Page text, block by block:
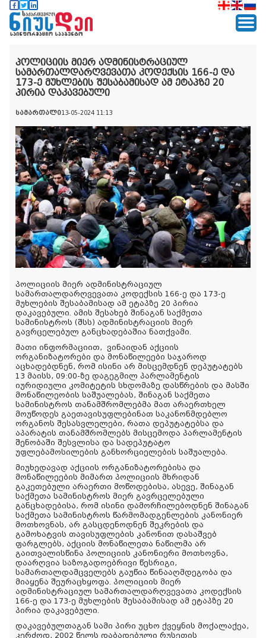
პოლიციის მიერ ადმინისტრაციულ
სამართალდარღვევათა კოდექსის 166-ე და
173-ე მუხლების შესაბამისად ამ ეტაპზე 20
პირია დაკავებული
სამართალი13-05-2024 11:13
პოლიციის მიერ ადმინისტრაციულ
სამართალდარღვევათა კოდექსის 166-ე და 173-ე
მუხლების შესაბამისად ამ ეტაპზე 20 პირია
დაკავებული. ამის შესახებ შინაგან საქმეთა
სამინისტროს (შსს) ადმინისტრაციის მიერ
გავრცელებულ განცხადებაშია ნათქვამი.
მათი ინფორმაციით, ვინაიდან აქციის
ორგანიზატორები და მონაწილეები საჯაროდ
აცხადებდნენ, რომ ისინი არ მისცემდნენ დეპუტატებს
13 მაისს, 09:00-ზე დაგეგმილ პარლამენტის
იურიდიული კომიტეტის სხდომაზე დასწრების და მასში
მონაწილეობის საშუალებას, შინაგან საქმეთა
სამინისტროს თანამშრომლებმა მათ არაერთხელ
მოუწოდეს გაეთავისუფლებინათ საკანონმდებლო
ორგანოს შესასვლელები, რათა დეპუტატებსა და
აპარატის თანამშრომლებს მისცემოდა პარლამენტის
შენობაში შესვლისა და სადეპუტატო
უფლებამოსილების განხორციელების საშუალება.
მიუხედავად აქციის ორგანიზატორებისა და
მონაწილეების მიმართ პოლიციის მხრიდან
გაკეთებული არაერთი მოწოდებისა, ასევე, შინაგან
საქმეთა სამინისტროს მიერ გავრცელებული
განცხადებისა, რომ ისინი დამორჩილებოდნენ შინაგან
საქმეთა სამინისტროს წარმომადგენლების კანონიერ
მოთხოვნას, არ გასცდენოდნენ შეკრების და
გამოხატვის თავისუფლების კანონით დასაშვებ
ფარგლებს, აქციის მონაწილეთა ნაწილმა არ
გაითვალისწინა პოლიციის კანონიერი მოთხოვნა,
დაარღვია საზოგადოებრივი წესრიგი,
სამართალდამცველებს გაუწია წინააღმდეგობა და
მიაყენა შეურაცხყოფა. პოლიციის მიერ
ადმინისტრაციულ სამართალდარღვევათა კოდექსის
166-ე და 173-ე მუხლების შესაბამისად ამ ეტაპზე 20
პირია დაკავებული.
დაკავებულთაგან სამი პირი უცხო ქვეყნის მოქალაქეა,
კერძოდ, 2002 წელს დაბადებული რუსეთის